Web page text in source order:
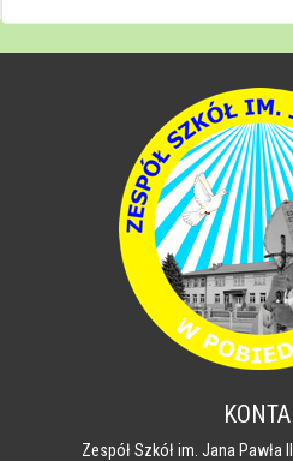
Zespół Szkół im. Jana Pawła